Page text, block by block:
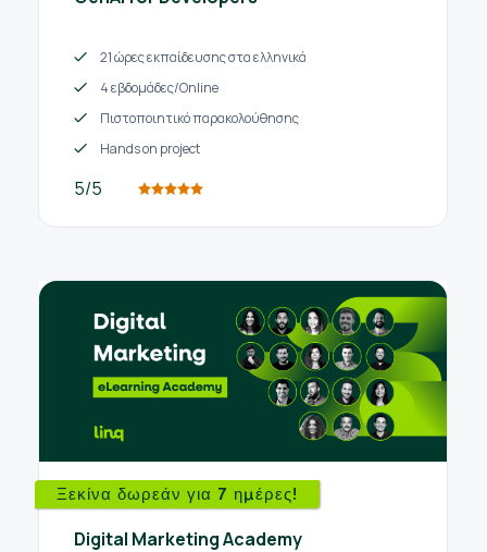
21 ώρες εκπαίδευσης στα ελληνικά
4 εβδομάδες/Online
Πιστοποιητικό παρακολούθησης
Hands on project
5/5
Ξεκίνα δωρεάν για 7 ημέρες!
Digital Marketing Academy